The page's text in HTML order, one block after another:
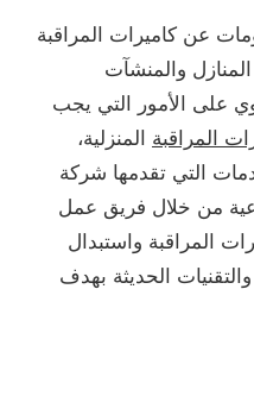
عن كاميرات المراقبة
والمنشآت
على الأمور التي يجب
المراقبة المنزلية،
التي تقدمها شركة
من خلال فريق عمل
المراقبة واستبدال
الحديثة بهدف